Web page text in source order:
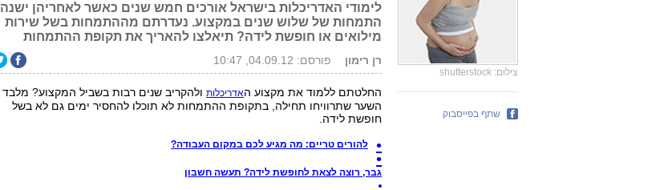
לימודי האדריכלות בישראל אורכים חמש שנים כאשר לאחריהן ישנה
התמחות של שלוש שנים במקצוע. נעדרתם מההתמחות בשל שירות
מילואים או חופשת לידה? תיאלצו להאריך את תקופת ההתמחות
רן רימון פורסם: 04.09.12, 10:47
החלטתם ללמוד את מקצוע האדריכלותולהקריב שנים רבות בשביל המקצוע? מלבד
השער שתרוויחו תחילה, בתקופת ההתמחות לא תוכלו להחסיר ימים גם לא בשל
חופשת לידה.
להורים טריים: מה מגיע לכם במקום העבודה?
גבר, רוצה לצאת לחופשת לידה? תעשה חשבון
צילום: shutterstock
שתף בפייסבוק